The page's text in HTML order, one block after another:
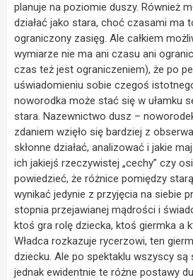
planuje na poziomie duszy. Również
działać jako stara, choć czasami ma
ograniczony zasięg. Ale całkiem
wymiarze nie ma ani czasu ani
czas też jest ograniczeniem), że po
uświadomieniu sobie czegoś
noworodka może stać się w ułamku
stara. Nazewnictwo dusz –
zdaniem wzięło się bardziej z
skłonne działać, analizować i jakie
ich jakiejś rzeczywistej „cechy” czy
powiedzieć, że różnice pomiędzy
wynikać jedynie z przyjęcia na siebie
stopnia przejawianej mądrości i
ktoś gra rolę dziecka, ktoś giermka a
Władca rozkazuje rycerzowi, ten
dziecku. Ale po spektaklu wszyscy są
jednak ewidentnie te różne postawy